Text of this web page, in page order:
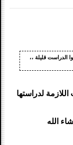
الدراست قليلة ،،
لدراستها
الله